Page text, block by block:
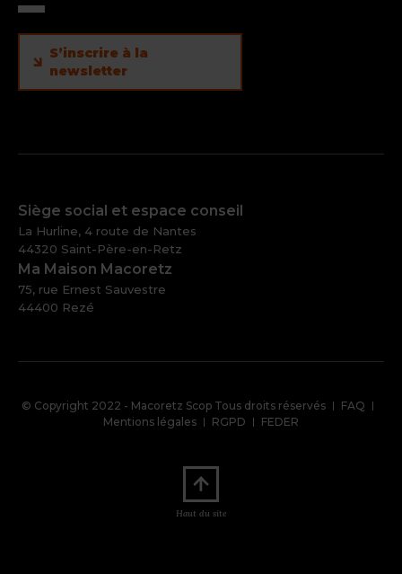
S’inscrire à la
newsletter
Siège social et espace conseil
La Hurline, 4 route de Nantes
44320 Saint-Père-en-Retz
Ma Maison Macoretz
75, rue Ernest Sauvestre
44400 Rezé
Pied
© Copyright 2022 - Macoretz Scop Tous droits réservés
FAQ
Mentions légales
RGPD FEDER
Haut du site